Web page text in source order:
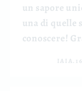
un sapore
una di quelle
conoscere!
IAIA.16